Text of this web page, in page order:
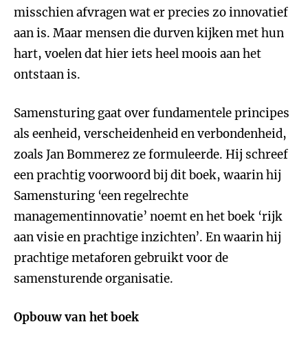
misschien afvragen wat er precies zo innovatief
aan is. Maar mensen die durven kijken met hun
hart, voelen dat hier iets heel moois aan het
ontstaan is.
Samensturing gaat over fundamentele principes
als eenheid, verscheidenheid en verbondenheid,
zoals Jan Bommerez ze formuleerde. Hij schreef
een prachtig voorwoord bij dit boek, waarin hij
Samensturing ‘een regelrechte
managementinnovatie’ noemt en het boek ‘rijk
aan visie en prachtige inzichten’. En waarin hij
prachtige metaforen gebruikt voor de
samensturende organisatie.
Opbouw van het boek